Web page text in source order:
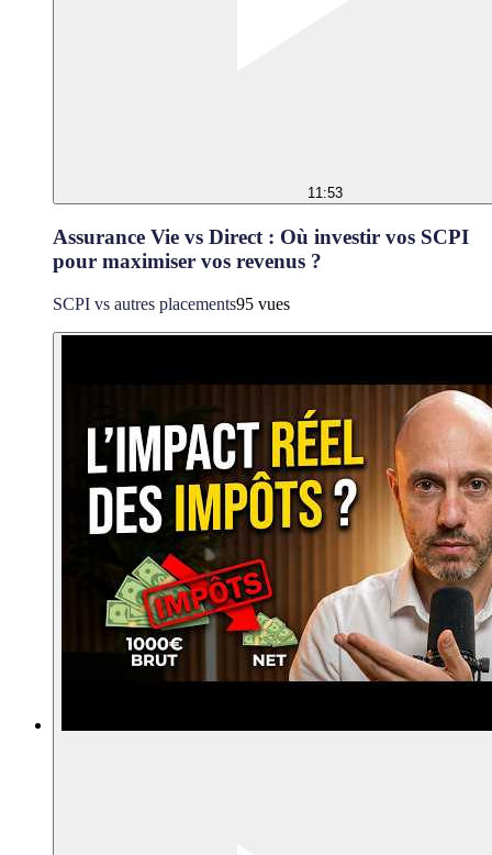
11:53
Assurance Vie vs Direct : Où investir vos SCPI
pour maximiser vos revenus ?
SCPI vs autres placements95 vues